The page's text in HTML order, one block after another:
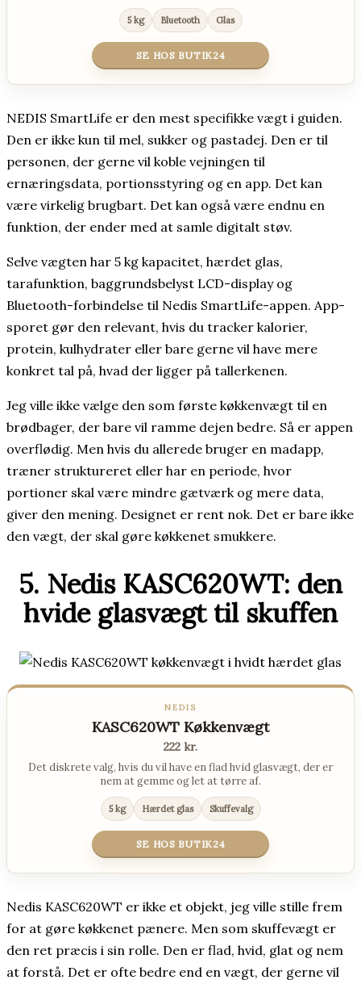
5 kg Bluetooth Glas
SE HOS BUTIK24
NEDIS SmartLife er den mest specifikke vægt i guiden.
Den er ikke kun til mel, sukker og pastadej. Den er til
personen, der gerne vil koble vejningen til
ernæringsdata, portionsstyring og en app. Det kan
være virkelig brugbart. Det kan også være endnu en
funktion, der ender med at samle digitalt støv.
Selve vægten har 5 kg kapacitet, hærdet glas,
tarafunktion, baggrundsbelyst LCD-display og
Bluetooth-forbindelse til Nedis SmartLife-appen. App-
sporet gør den relevant, hvis du tracker kalorier,
protein, kulhydrater eller bare gerne vil have mere
konkret tal på, hvad der ligger på tallerkenen.
Jeg ville ikke vælge den som første køkkenvægt til en
brødbager, der bare vil ramme dejen bedre. Så er appen
overflødig. Men hvis du allerede bruger en madapp,
træner struktureret eller har en periode, hvor
portioner skal være mindre gætværk og mere data,
giver den mening. Designet er rent nok. Det er bare ikke
den vægt, der skal gøre køkkenet smukkere.
5. Nedis KASC620WT: den
hvide glasvægt til skuffen
NEDIS
KASC620WT Køkkenvægt
222 kr.
Det diskrete valg, hvis du vil have en flad hvid glasvægt, der er
nem at gemme og let at tørre af.
5 kg Hærdet glas Skuffevalg
SE HOS BUTIK24
Nedis KASC620WT er ikke et objekt, jeg ville stille frem
for at gøre køkkenet pænere. Men som skuffevægt er
den ret præcis i sin rolle. Den er flad, hvid, glat og nem
at forstå. Det er ofte bedre end en vægt, der gerne vil